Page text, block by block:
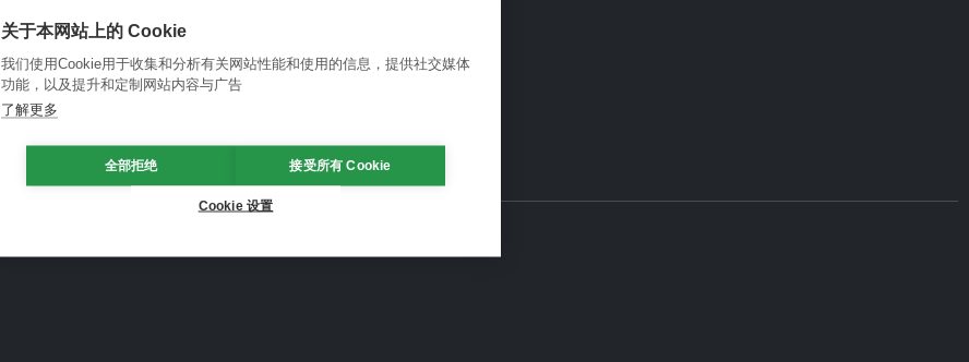
关于本网站上的 Cookie
我们使用Cookie用于收集和分析有关网站性能和使用的信息，提供社交媒体
功能，以及提升和定制网站内容与广告
了解更多
全部拒绝 接受所有 Cookie
Cookie 设置